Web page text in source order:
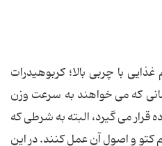
با چربی بالا؛ کربوهیدرات
که می خواهند به سرعت وزن
قرار می گیرد، البته به شرطی که
کتو و اصول آن عمل کنند. در این